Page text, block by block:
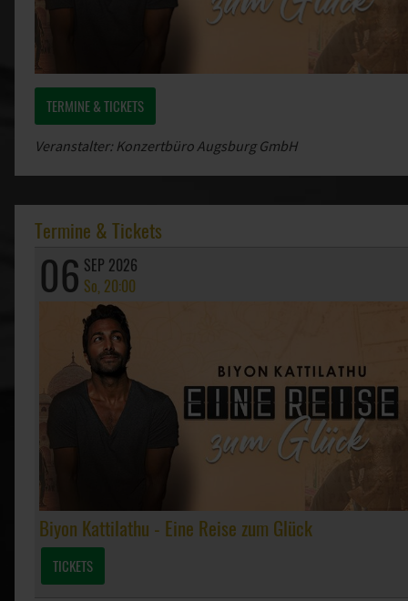
TERMINE & TICKETS
Veranstalter: Konzertbüro Augsburg GmbH
Termine & Tickets
06 SEP 2026
So, 20:00
Biyon Kattilathu - Eine Reise zum Glück
TICKETS